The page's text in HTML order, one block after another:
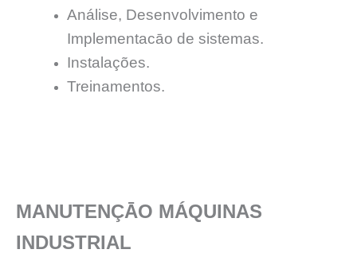
Análise, Desenvolvimento e
Implementacāo de sistemas.
Instalações.
Treinamentos.
MANUTENÇĀO MÁQUINAS
INDUSTRIAL